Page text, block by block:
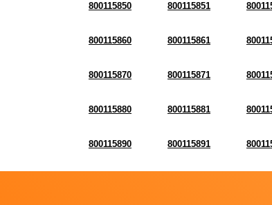
800115850 800115851
800115860 800115861
800115870 800115871
800115880 800115881
800115890 800115891